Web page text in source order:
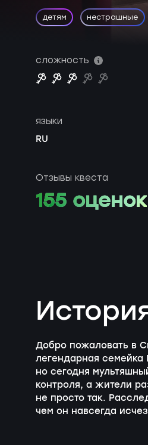
детям нестрашные
сложность
языки
RU
Отзывы квеста
155 оценок
Добро пожаловать в
легендарная
но сегодня
контроля, а жители
не просто так.
чем он навсегда